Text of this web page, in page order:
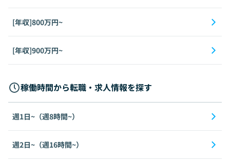
[年収]800万円~
[年収]900万円~
稼働時間から転職・求人情報を探す
週1日~（週8時間~）
週2日~（週16時間~）